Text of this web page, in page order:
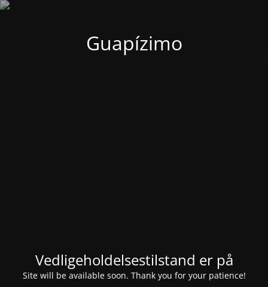
Guapízimo
Vedligeholdelsestilstand er på
Site will be available soon. Thank you for your patience!